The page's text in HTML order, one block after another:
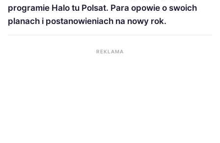
programie Halo tu Polsat. Para opowie o swoich
planach i postanowieniach na nowy rok.
REKLAMA